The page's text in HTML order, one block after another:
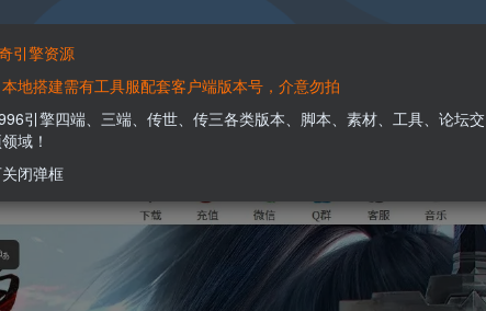
示
引擎资源
地搭建需有工具服配套客户端版本号，介意勿拍
引擎四端、三端、传世、传三各类版本、脚本、素材、工具、论坛交
域！
闭弹框